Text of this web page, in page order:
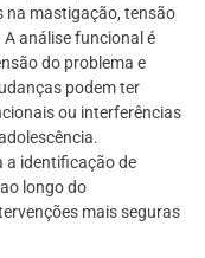
na mastigação, tensão
análise funcional é
do problema e
podem ter
ou interferências
a identificação de
longo do
mais seguras